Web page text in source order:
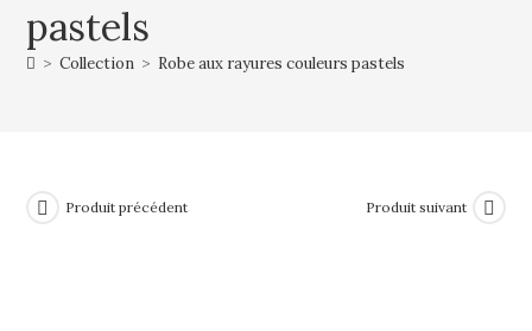
pastels
> Collection > Robe aux rayures couleurs pastels
Produit précédent Produit suivant